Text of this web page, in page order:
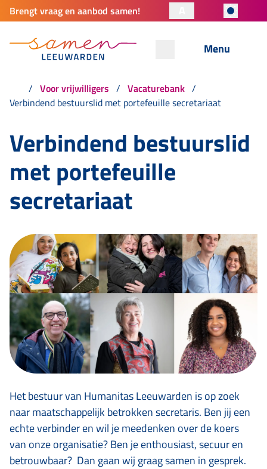
Brengt vraag en aanbod samen!
Menu
Voor vrijwilligers
Vacaturebank
Verbindend bestuurslid met portefeuille secretariaat
Verbindend bestuurslid
met portefeuille
secretariaat
Het bestuur van Humanitas Leeuwarden is op zoek
naar maatschappelijk betrokken secretaris. Ben jij een
echte verbinder en wil je meedenken over de koers
van onze organisatie? Ben je enthousiast, secuur en
betrouwbaar? Dan gaan wij graag samen in gesprek.